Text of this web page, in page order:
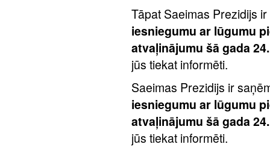
Tāpat Saeimas Prezidijs
iesniegumu ar lūgumu
atvaļinājumu šā gada
jūs tiekat informēti.
Saeimas Prezidijs ir
iesniegumu ar lūgumu
atvaļinājumu šā gada
jūs tiekat informēti.